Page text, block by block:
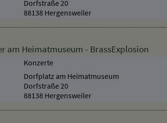
Dorfstraße 20
88138 Hergensweiler
am Heimatmuseum - BrassExplosion
Konzerte
Dorfplatz am Heimatmuseum
Dorfstraße 20
88138 Hergensweiler